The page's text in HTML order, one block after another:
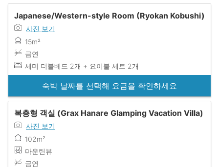
Japanese/Western-style Room (Ryokan Kobushi)
사진 보기
15m²
금연
세미 더블베드 2개 + 요이불 세트 2개
숙박 날짜를 선택해 요금을 확인하세요
복층형 객실 (Grax Hanare Glamping Vacation Villa)
사진 보기
102m²
마운틴뷰
금연